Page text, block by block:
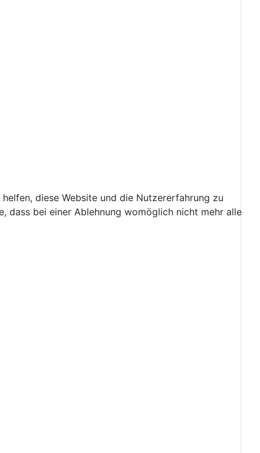
diese Website und die Nutzererfahrung zu
dass bei einer Ablehnung womöglich nicht mehr alle